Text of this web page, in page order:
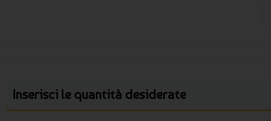
L’internospazzolatooffre un ottimo isolamento termico
senza appesantire, mentre ipolsini con foro per il
Inserisci le quantità desiderate